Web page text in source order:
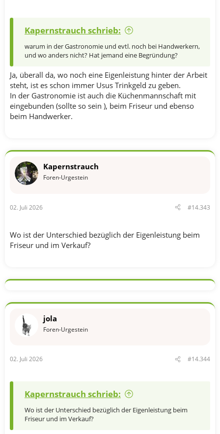
Kapernstrauch schrieb:
warum in der Gastronomie und evtl. noch bei Handwerkern,
und wo anders nicht? Hat jemand eine Begründung?
Ja, überall da, wo noch eine Eigenleistung hinter der Arbeit
steht, ist es schon immer Usus Trinkgeld zu geben.
In der Gastronomie ist auch die Küchenmannschaft mit
eingebunden (sollte so sein ), beim Friseur und ebenso
beim Handwerker.
Kapernstrauch
Foren-Urgestein
02. Juli 2026 #14.343
Wo ist der Unterschied bezüglich der Eigenleistung beim
Friseur und im Verkauf?
jola
Foren-Urgestein
02. Juli 2026 #14.344
Kapernstrauch schrieb:
Wo ist der Unterschied bezüglich der Eigenleistung beim
Friseur und im Verkauf?